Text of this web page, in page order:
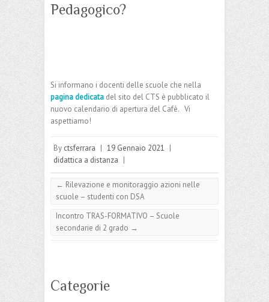
Pedagogico?
Si informano i docenti delle scuole che nella
pagina dedicata del sito del CTS è pubblicato il
nuovo calendario di apertura del Cafè. Vi
aspettiamo!
By ctsferrara | 19 Gennaio 2021 |
didattica a distanza |
← Rilevazione e monitoraggio azioni nelle
scuole – studenti con DSA
Incontro TRAS-FORMATIVO – Scuole
secondarie di 2 grado →
Categorie